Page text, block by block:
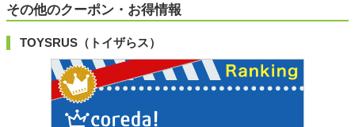
その他のクーポン・お得情報
TOYSRUS（トイザらス）